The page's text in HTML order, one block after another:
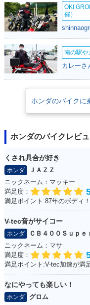
ナーチェンジ
ー
2002年 Super Cub
50 STREET仕様・
50
2002年 Super Cub
50 Custom・マイナ
ーチェンジ
ー
1999年 Super Cub
OKI
催）
南の駅や
カレーさ
ホンダのバイクに
ホンダのバイクレビ
くされ具合が好き
ホンダ
ＪＡＺＺ
ニックネーム：マッキー
満足度：
満足ポイント:87年のボディ！
V-tec音がサイコー
ホンダ
ＣＢ４００Ｓｕｐ
ニックネーム：マサ
満足度：
なにやっても楽しい！
ホンダ
グロム